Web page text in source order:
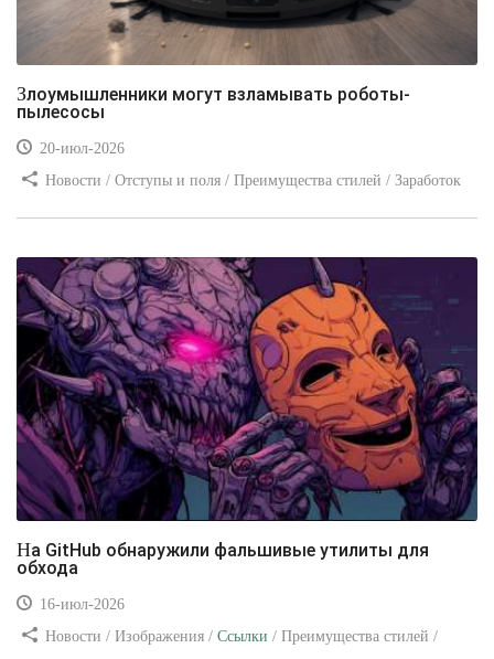
Злоумышленники могут взламывать роботы-
пылесосы
20-июл-2026
Новости / Отступы и поля / Преимущества стилей / Заработок
На GitHub обнаружили фальшивые утилиты для
обхода
16-июл-2026
Новости / Изображения / Ссылки / Преимущества стилей /